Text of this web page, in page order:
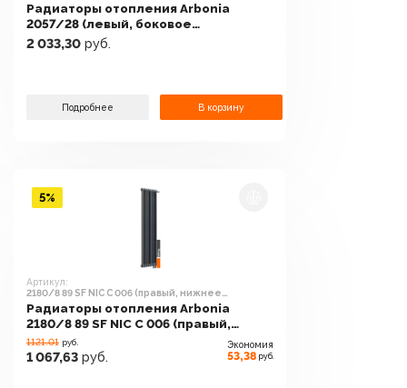
Радиаторы отопления Arbonia
2057/28 (левый, боковое
подключение)
2 033,30 руб.
Подробнее В корзину
Артикул:
2180/8 89 SF NIC C 006 (правый, нижнее
подключение)
Радиаторы отопления Arbonia
2180/8 89 SF NIC C 006 (правый,
нижнее подключение)
1121.01 руб.
1 067,63 руб.
Экономия
53,38 руб.
5%